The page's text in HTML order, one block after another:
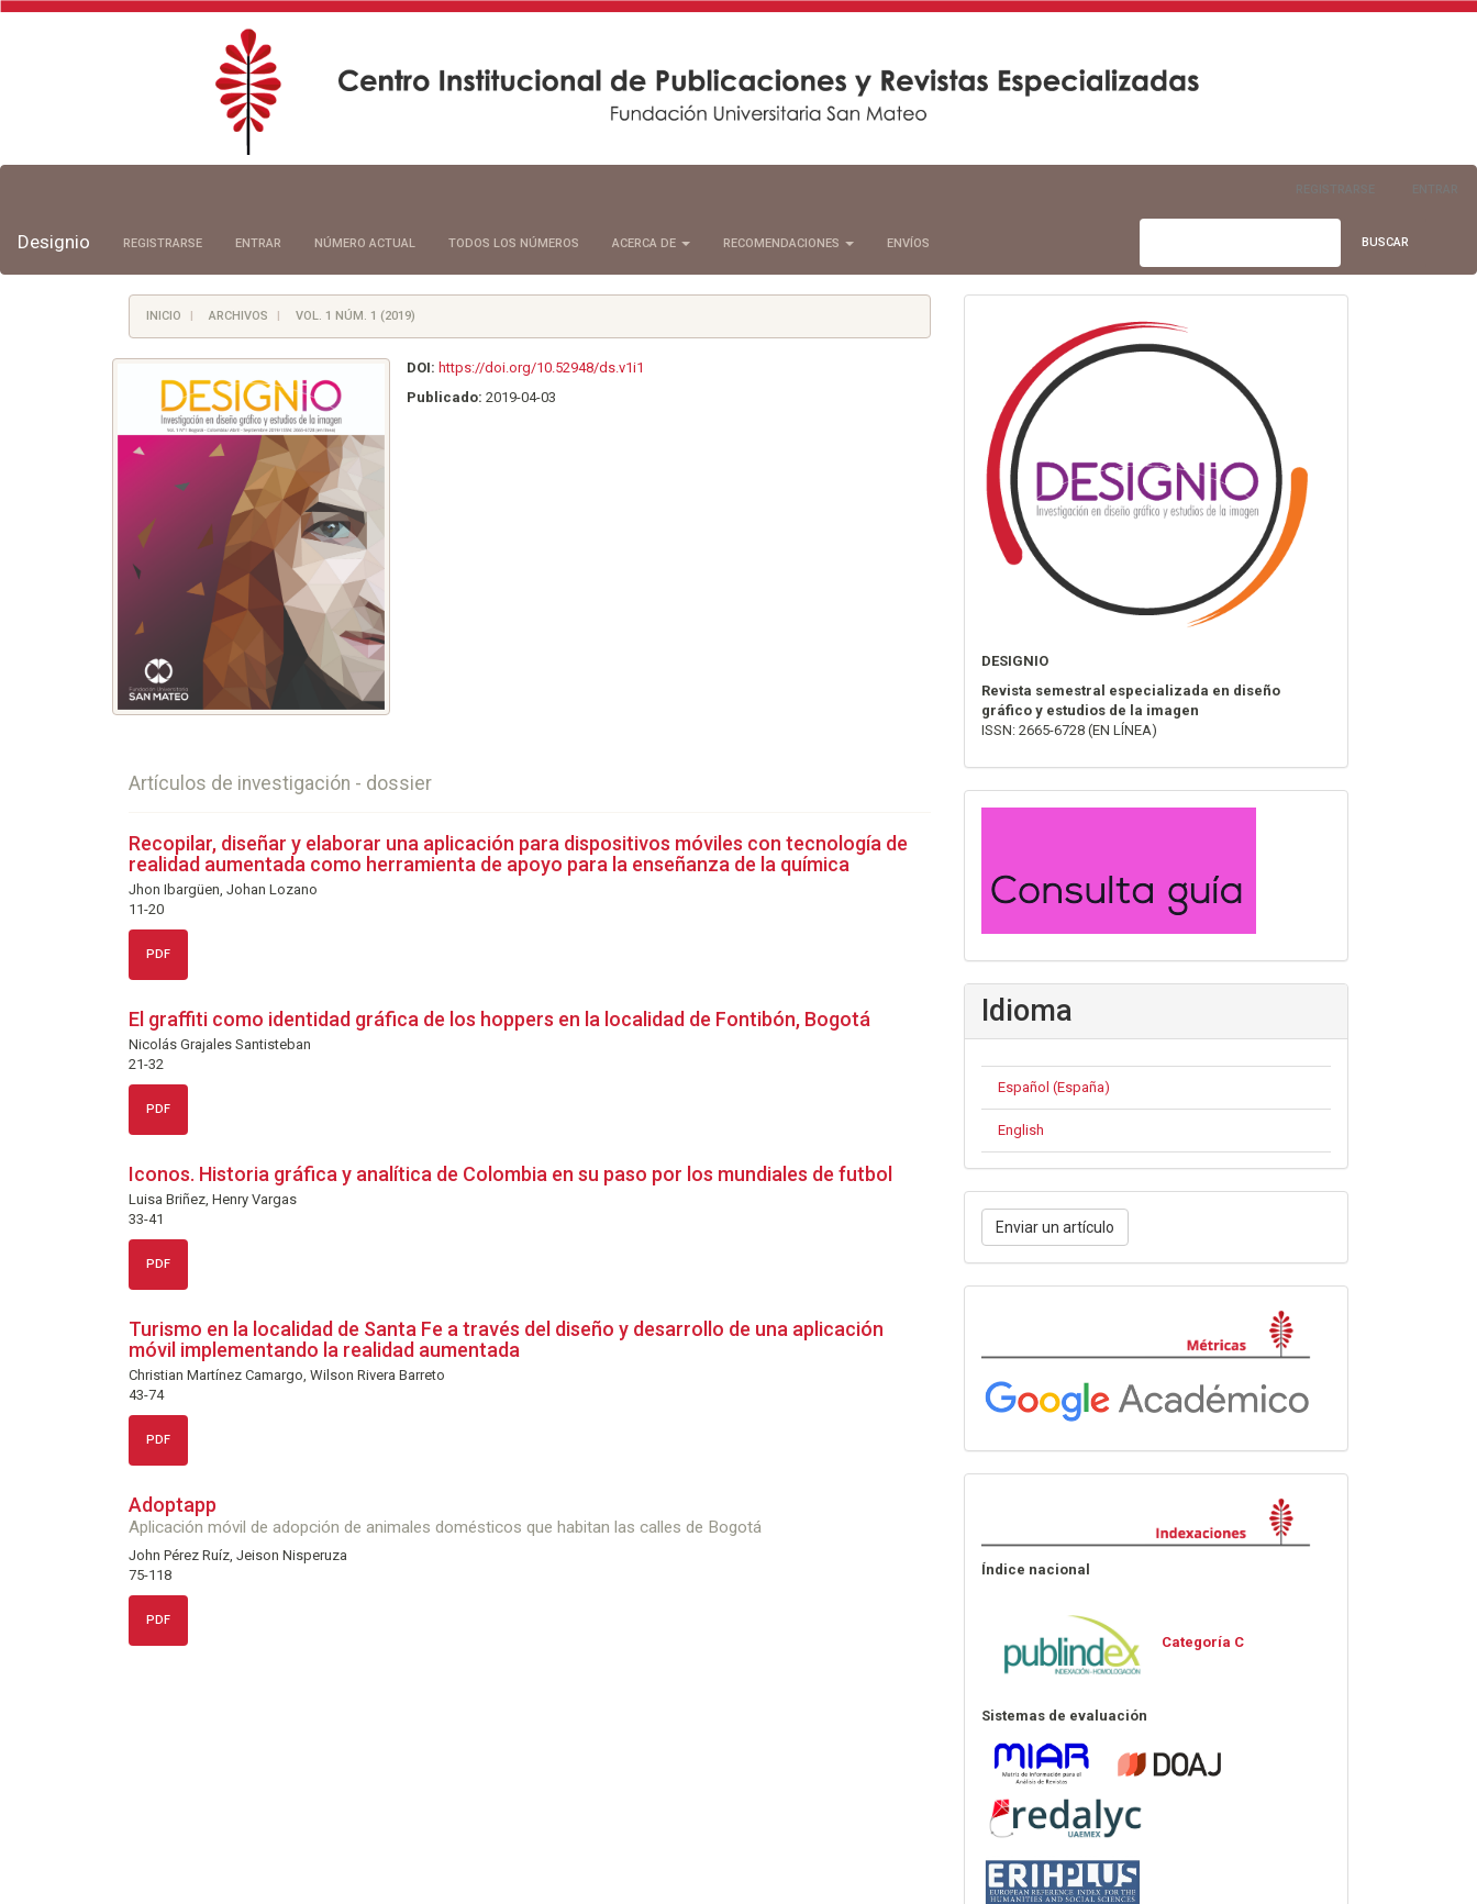
principal
Barra
lateral
Designio REGISTRARSE ENTRAR NÚMERO ACTUAL TODOS LOS NÚMEROS ACERCA DE RECOMENDACIONES ENVÍOS BUSCAR
INICIO ARCHIVOS VOL. 1 NÚM. 1 (2019)
DOI: https://doi.org/10.52948/ds.v1i1
Publicado:2019-04-03
Artículos de investigación - dossier
Recopilar, diseñar y elaborar una aplicación para dispositivos móviles con tecnología de
realidad aumentada como herramienta de apoyo para la enseñanza de la química
Jhon Ibargüen, Johan Lozano
11-20
PDF
El graffiti como identidad gráfica de los hoppers en la localidad de Fontibón, Bogotá
Nicolás Grajales Santisteban
21-32
PDF
Iconos. Historia gráfica y analítica de Colombia en su paso por los mundiales de futbol
Luisa Briñez, Henry Vargas
33-41
PDF
Turismo en la localidad de Santa Fe a través del diseño y desarrollo de una aplicación
móvil implementando la realidad aumentada
Christian Martínez Camargo, Wilson Rivera Barreto
43-74
PDF
Adoptapp
Aplicación móvil de adopción de animales domésticos que habitan las calles de Bogotá
John Pérez Ruíz, Jeison Nisperuza
75-118
PDF
DESIGNIO
Revista semestral especializada en diseño
gráfico y estudios de la imagen
ISSN: 2665-6728 (EN LÍNEA)
convocatoria
Idioma
Español (España)
English
Enviar
un
artículo
Enviar un artículo
Índice nacional
Categoría C
Sistemas de evaluación